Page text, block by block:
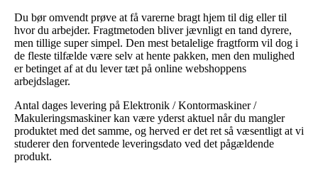
Du bør omvendt prøve at få varerne bragt hjem til dig eller til
hvor du arbejder. Fragtmetoden bliver jævnligt en tand dyrere,
men tillige super simpel. Den mest betalelige fragtform vil dog i
de fleste tilfælde være selv at hente pakken, men den mulighed
er betinget af at du lever tæt på online webshoppens
arbejdslager.
Antal dages levering på Elektronik / Kontormaskiner /
Makuleringsmaskiner kan være yderst aktuel når du mangler
produktet med det samme, og herved er det ret så væsentligt at vi
studerer den forventede leveringsdato ved det pågældende
produkt.